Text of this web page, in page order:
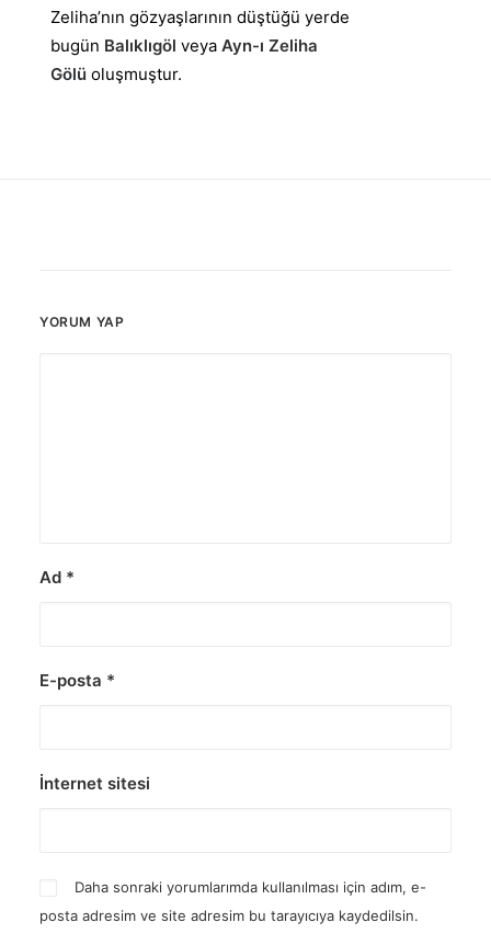
Zeliha’nın gözyaşlarının düştüğü yerde
bugün Balıklıgöl veya Ayn-ı Zeliha
Gölü oluşmuştur.
YORUM YAP
Ad *
E-posta *
İnternet sitesi
Daha sonraki yorumlarımda kullanılması için adım, e-
posta adresim ve site adresim bu tarayıcıya kaydedilsin.